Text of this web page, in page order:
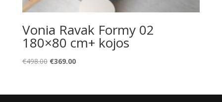
Vonia Ravak Formy 02
180×80 cm+ kojos
€498.00 Original
€498.00.
€369.00Current
€369.00.